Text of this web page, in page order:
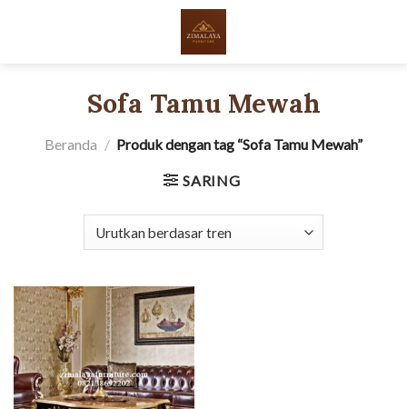
Sofa Tamu Mewah
Beranda / Produk dengan tag “Sofa Tamu Mewah”
SARING